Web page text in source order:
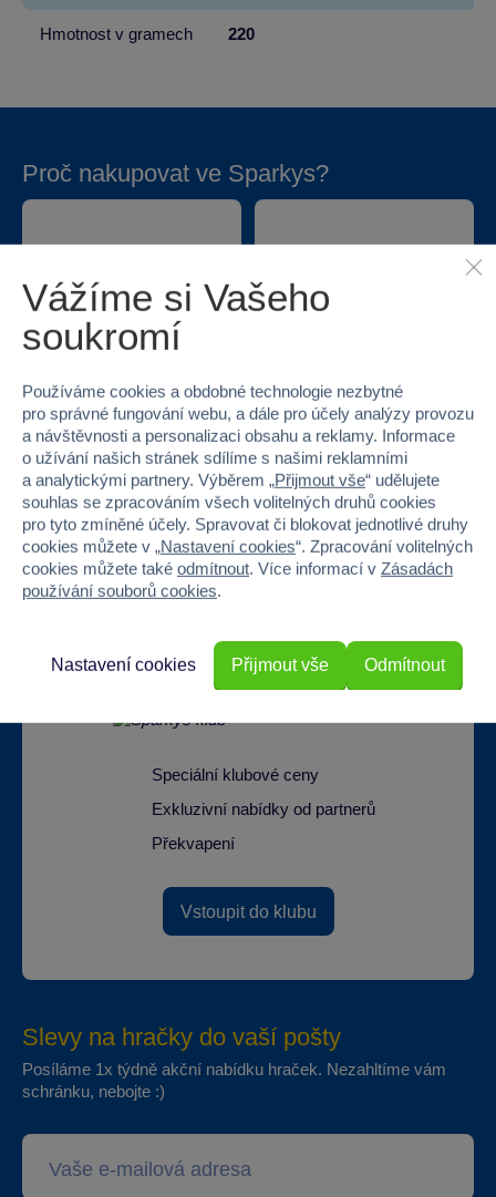
Hmotnost v gramech 220
Proč nakupovat ve Sparkys?
Nejširší sortiment na
Doprava zdarma při
odběru na prodejnách
22 220 výdejních míst
Speciální klubové ceny
Exkluzivní nabídky od partnerů
Překvapení
Vstoupit do klubu
Slevy na hračky do vaší pošty
Posíláme 1x týdně akční nabídku hraček. Nezahltíme vám
schránku, nebojte :)
Vážíme si Vašeho
soukromí
Používáme cookies a obdobné technologie nezbytné
pro správné fungování webu, a dále pro účely analýzy provozu
a návštěvnosti a personalizaci obsahu a reklamy. Informace
o užívání našich stránek sdílíme s našimi reklamními
a analytickými partnery. Výběrem „Přijmout vše“ udělujete
souhlas se zpracováním všech volitelných druhů cookies
pro tyto zmíněné účely. Spravovat či blokovat jednotlivé druhy
cookies můžete v „Nastavení cookies“. Zpracování volitelných
cookies můžete také odmítnout. Více informací v Zásadách
používání souborů cookies.
Odmítnout
Nastavení cookies Přijmout vše